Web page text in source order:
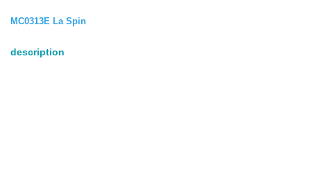
MC0313E La Spin
description